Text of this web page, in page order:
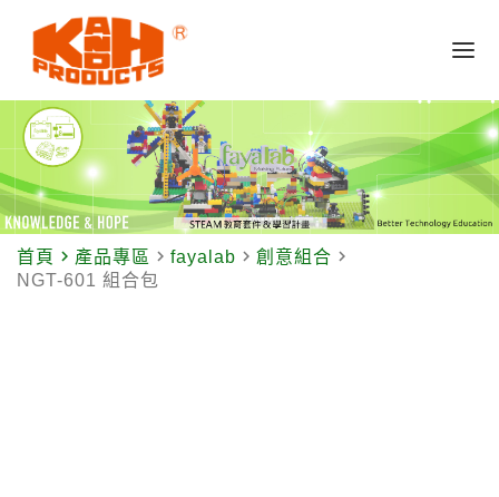
首頁 navigate_next 產品專區 navigate_next fayalab navigate_next 創意組合 navigate_next
NGT-601 組合包